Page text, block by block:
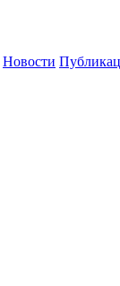
Новости